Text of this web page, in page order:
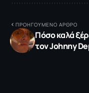
ΠΡΟΗΓΟΥΜΕΝΟ ΑΡΘΡΟ
Πόσο καλά
τον Johnny